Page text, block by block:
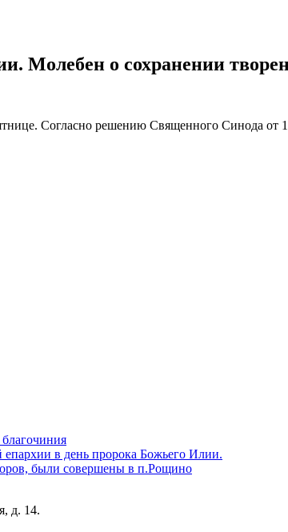
Молебен о сохранении
Согласно решению Священного Синода от
в день пророка Божьего Илии.
были совершены в п.Рощино
д. 14.